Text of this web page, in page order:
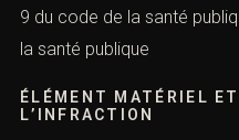
9 du code de la santé
la santé publique
ÉLÉMENT MATÉRIEL
L’INFRACTION